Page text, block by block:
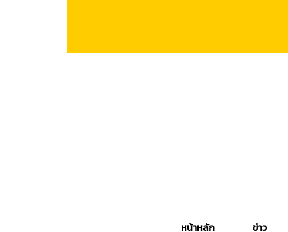
หน้าหลัก ข่าว